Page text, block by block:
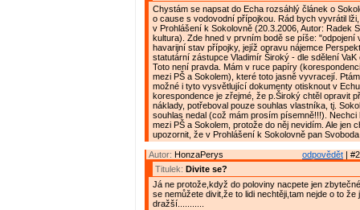
Chystám se napsat do Echa rozsáhlý článek o
o cause s vodovodní přípojkou. Rád bych vyvrátil
v Prohlášení k Sokolovně (20.3.2006, Autor: Radek
kultura). Zde hned v prvním bodě se píše: "odpojení
havarijní stav přípojky, jejíž opravu nájemce
statutární zástupce Vladimír Široký - dle sdělení VaK
Toto není pravda. Mám v ruce papíry
mezi PŠ a Sokolem), které toto jasně vyvracejí.
možné i tyto vysvětlující dokumenty otisknout v
korespondence je zřejmé, že p.Široký chtěl opravit
náklady, potřeboval pouze souhlas vlastníka, tj.
souhlas nedal (což mám prosím písemně!!!). Nechci
mezi PŠ a Sokolem, protože do něj nevidím. Ale jen
upozornit, že v Prohlášení k Sokolovně pan
odpovědět |
Autor: HonzaPerys
Titulek: Divite se?
Já ne protože,když do poloviny nacpete jen
se nemůžete divit,že to lidi nechtěji,tam nejde o to že
dražší...........